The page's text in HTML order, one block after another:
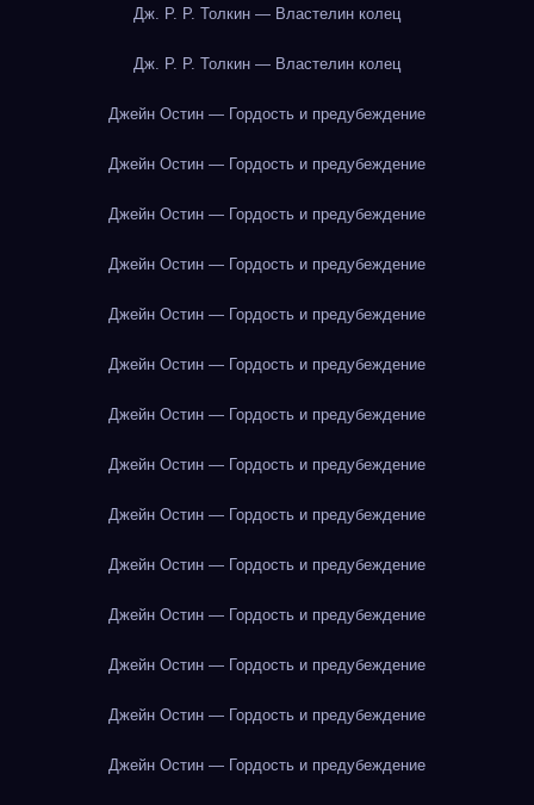
Дж. Р. Р. Толкин — Властелин колец
Дж. Р. Р. Толкин — Властелин колец
Джейн Остин — Гордость и предубеждение
Джейн Остин — Гордость и предубеждение
Джейн Остин — Гордость и предубеждение
Джейн Остин — Гордость и предубеждение
Джейн Остин — Гордость и предубеждение
Джейн Остин — Гордость и предубеждение
Джейн Остин — Гордость и предубеждение
Джейн Остин — Гордость и предубеждение
Джейн Остин — Гордость и предубеждение
Джейн Остин — Гордость и предубеждение
Джейн Остин — Гордость и предубеждение
Джейн Остин — Гордость и предубеждение
Джейн Остин — Гордость и предубеждение
Джейн Остин — Гордость и предубеждение